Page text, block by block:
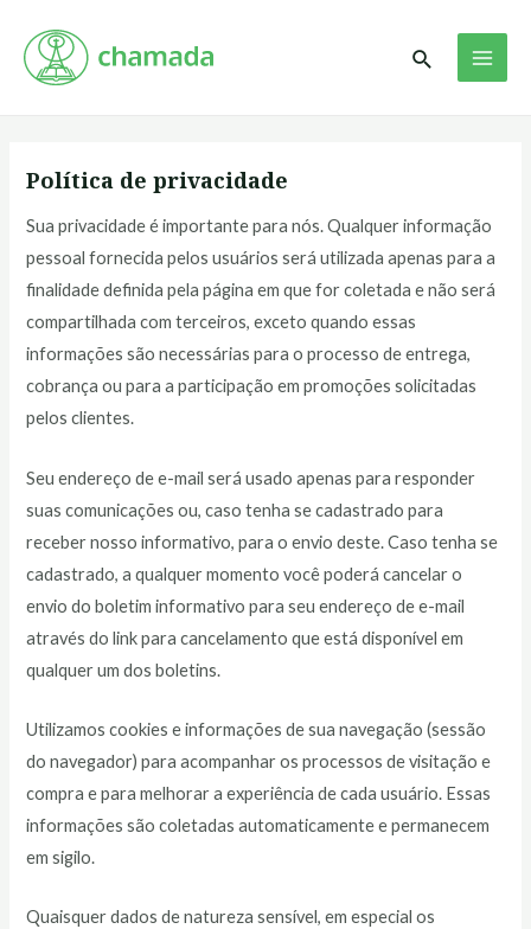
para
Pesquisar
Política de privacidade
Sua privacidade é importante para nós. Qualquer informação
pessoal fornecida pelos usuários será utilizada apenas para a
finalidade definida pela página em que for coletada e não será
compartilhada com terceiros, exceto quando essas
informações são necessárias para o processo de entrega,
cobrança ou para a participação em promoções solicitadas
pelos clientes.
Seu endereço de e-mail será usado apenas para responder
suas comunicações ou, caso tenha se cadastrado para
receber nosso informativo, para o envio deste. Caso tenha se
cadastrado, a qualquer momento você poderá cancelar o
envio do boletim informativo para seu endereço de e-mail
através do link para cancelamento que está disponível em
qualquer um dos boletins.
Utilizamos cookies e informações de sua navegação (sessão
do navegador) para acompanhar os processos de visitação e
compra e para melhorar a experiência de cada usuário. Essas
informações são coletadas automaticamente e permanecem
em sigilo.
Quaisquer dados de natureza sensível, em especial os